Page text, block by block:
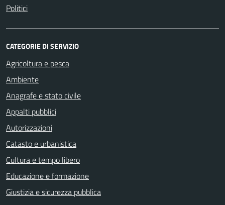
Politici
CATEGORIE DI SERVIZIO
Agricoltura e pesca
Ambiente
Anagrafe e stato civile
Appalti pubblici
Autorizzazioni
Catasto e urbanistica
Cultura e tempo libero
Educazione e formazione
Giustizia e sicurezza pubblica